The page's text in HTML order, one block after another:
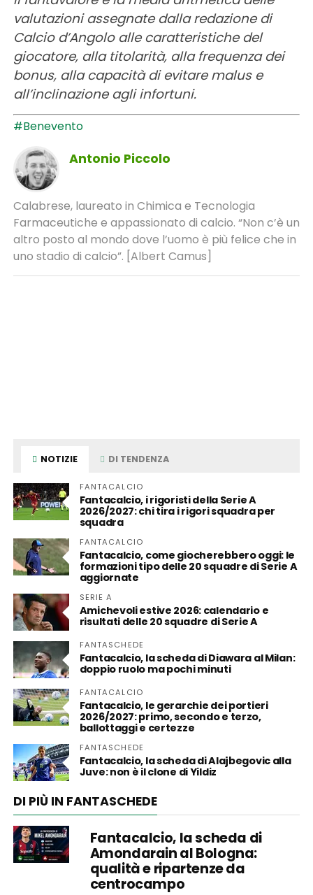
valutazioni assegnate dalla redazione di
Calcio d’Angolo alle caratteristiche del
giocatore, alla titolarità, alla frequenza dei
bonus, alla capacità di evitare malus e
all’inclinazione agli infortuni.
#Benevento
Antonio Piccolo
Calabrese, laureato in Chimica e Tecnologia
Farmaceutiche e appassionato di calcio. “Non c’è un
altro posto al mondo dove l’uomo è più felice che in
uno stadio di calcio”. [Albert Camus]
NOTIZIE DI TENDENZA
FANTACALCIO
Fantacalcio, i rigoristi della Serie A
2026/2027: chi tira i rigori squadra per
squadra
FANTACALCIO
Fantacalcio, come giocherebbero oggi: le
formazioni tipo delle 20 squadre di Serie A
aggiornate
SERIE A
Amichevoli estive 2026: calendario e
risultati delle 20 squadre di Serie A
FANTASCHEDE
Fantacalcio, la scheda di Diawara al Milan:
doppio ruolo ma pochi minuti
FANTACALCIO
Fantacalcio, le gerarchie dei portieri
2026/2027: primo, secondo e terzo,
ballottaggi e certezze
FANTASCHEDE
Fantacalcio, la scheda di Alajbegovic alla
Juve: non è il clone di Yildiz
DI PIÙ IN FANTASCHEDE
Fantacalcio, la scheda di
Amondarain al Bologna:
qualità e ripartenze da
centrocampo